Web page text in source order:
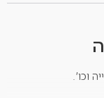
וכו'.